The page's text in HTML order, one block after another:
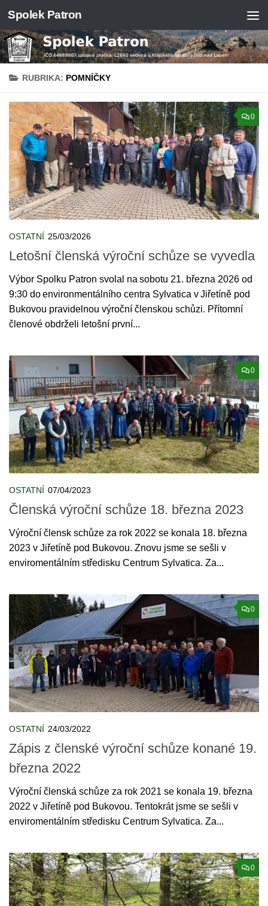
Skip to content
Spolek Patron
RUBRIKA: POMNÍČKY
0
OSTATNÍ 25/03/2026
Letošní členská výroční schůze se vyvedla
Výbor Spolku Patron svolal na sobotu 21. března 2026 od
9:30 do environmentálního centra Sylvatica v Jiřetíně pod
Bukovou pravidelnou výroční členskou schůzi. Přítomní
členové obdrželi letošní první...
0
OSTATNÍ 07/04/2023
Členská výroční schůze 18. března 2023
Výroční člensk schůze za rok 2022 se konala 18. března
2023 v Jiřetíně pod Bukovou. Znovu jsme se sešli v
enviromentálním středisku Centrum Sylvatica. Za...
0
OSTATNÍ 24/03/2022
Zápis z členské výroční schůze konané 19.
března 2022
Výroční členská schůze za rok 2021 se konala 19. března
2022 v Jiřetíně pod Bukovou. Tentokrát jsme se sešli v
enviromentálním středisku Centrum Sylvatica. Za...
0